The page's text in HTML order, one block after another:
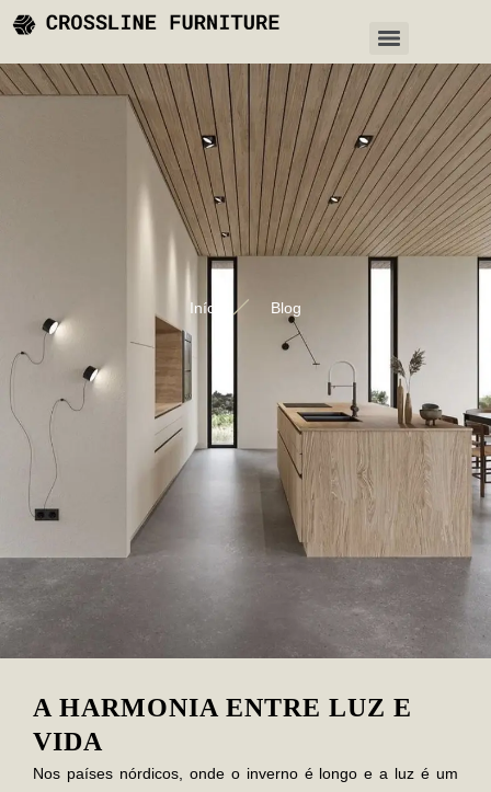
Início Blog
A HARMONIA ENTRE LUZ E
VIDA
Nos países nórdicos, onde o inverno é longo e a luz é um